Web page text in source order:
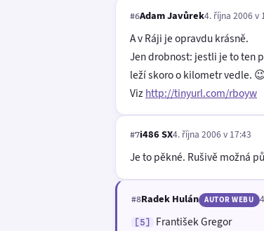
#6Adam Javůrek4. října 2006 v
A v Ráji je opravdu krásně.
Jen drobnost: jestli je to ten
leží skoro o kilometr vedle.
Vizhttp://tinyurl.com/rboyw
#7i486 SX4. října 2006 v 17:43
Je to pěkné. Rušivě možná
#8Radek Hulán AUTOR WEBU
[5] František Gregor